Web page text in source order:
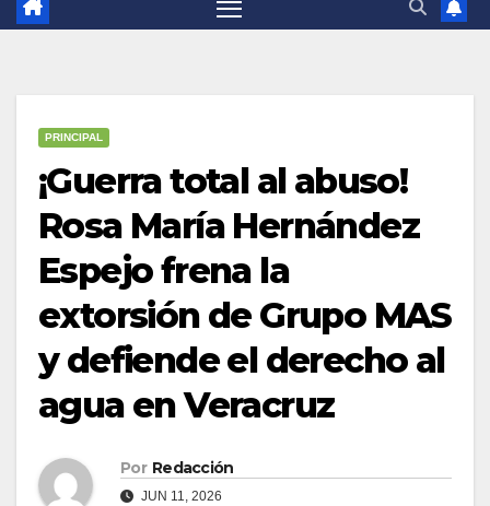
PRINCIPAL
¡Guerra total al abuso!
Rosa María Hernández
Espejo frena la
extorsión de Grupo MAS
y defiende el derecho al
agua en Veracruz
Por Redacción
JUN 11, 2026